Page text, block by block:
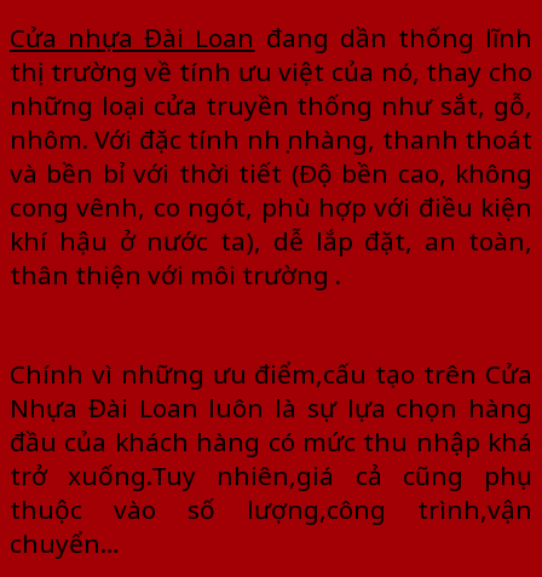
Cửa nhựa Đài Loan đang dần thống lĩnh
thị trường về tính ưu việt của nó, thay cho
những loại cửa truyền thống như sắt, gỗ,
nhôm. Với đặc tính nhẹ nhàng, thanh thoát
và bền bỉ với thời tiết (Ðộ bền cao, không
cong vênh, co ngót, phù hợp với điều kiện
khí hậu ở nước ta), dễ lắp đặt, an toàn,
thân thiện với môi trường .
Chính vì những ưu điểm,cấu tạo trên Cửa
Nhựa Đài Loan luôn là sự lựa chọn hàng
đầu của khách hàng có mức thu nhập khá
trở xuống.Tuy nhiên,giá cả cũng phụ
thuộc vào số lượng,công trình,vận
chuyển…